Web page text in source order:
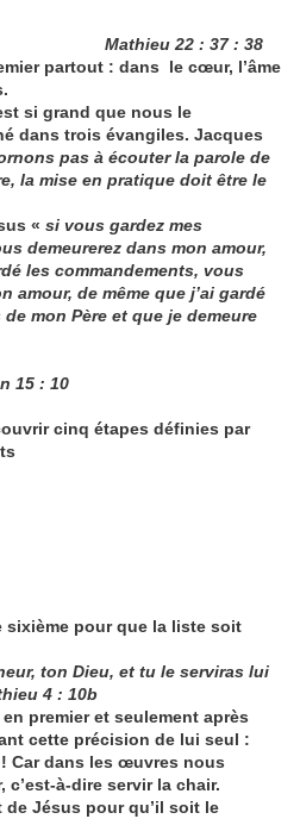
22 : 37 : 38
partout : dans le cœur, l’âme
si grand que nous le
dans trois évangiles. Jacques
pas à écouter la parole de
la mise en pratique doit être le
« si vous gardez mes
demeurerez dans mon amour,
les commandements, vous
amour, de même que j’ai gardé
mon Père et que je demeure
10
cinq étapes définies par
sixième pour que la liste soit
ton Dieu, et tu le serviras lui
4 : 10b
premier et seulement après
cette précision de lui seul :
Car dans les œuvres nous
à-dire servir la chair.
de Jésus pour qu’il soit le